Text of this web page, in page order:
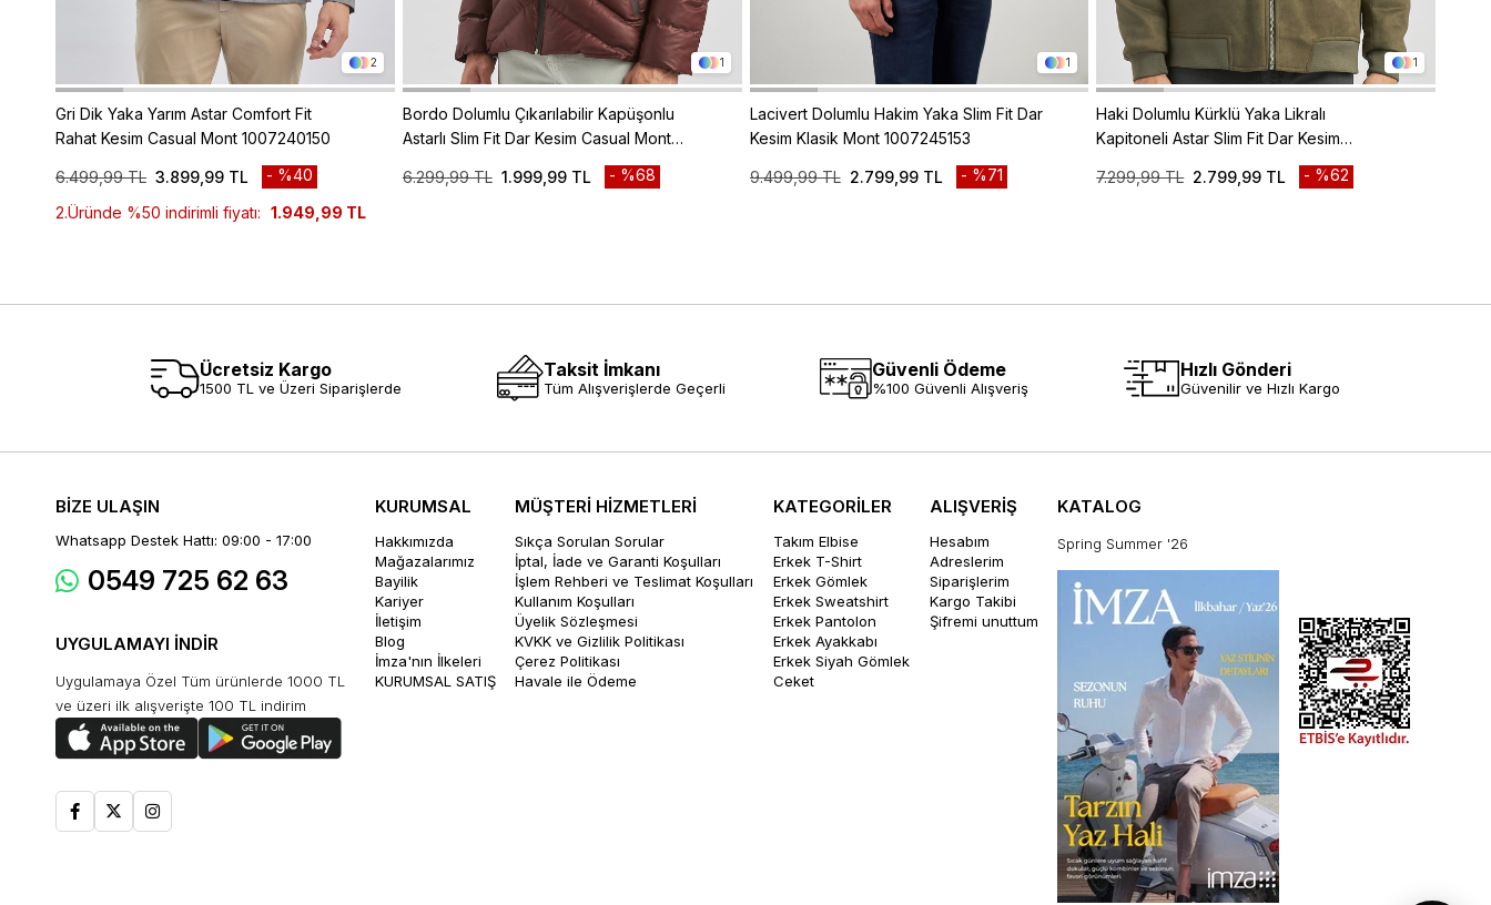
2
Gri Dik Yaka Yarım Astar Comfort Fit
Rahat Kesim Casual Mont 1007240150
3.899,99 TL
6.499,99 TL
%40
2.Üründe %50 indirimli fiyatı: 1.949,99 TL
1
Bordo Dolumlu Çıkarılabilir Kapüşonlu
Astarlı Slim Fit Dar Kesim Casual Mont
1.999,99 TL
6.299,99 TL %68
1
Lacivert Dolumlu Hakim Yaka Slim Fit Dar
Kesim Klasik Mont 1007245153
2.799,99 TL
9.499,99 TL %71
1
Haki Dolumlu Kürklü Yaka Likralı
Kapitoneli Astar Slim Fit Dar Kesim
2.799,99 TL
7.299,99 TL %62
Ücretsiz Kargo
1500 TL ve Üzeri Siparişlerde
Taksit İmkanı
Tüm Alışverişlerde Geçerli
Güvenli Ödeme
%100 Güvenli Alışveriş
Hızlı Gönderi
Güvenilir ve Hızlı Kargo
BİZE ULAŞIN
Whatsapp Destek Hattı: 09:00 - 17:00
0549 725 62 63
UYGULAMAYI İNDİR
Uygulamaya Özel Tüm ürünlerde 1000 TL
ve üzeri ilk alışverişte 100 TL indirim
KURUMSAL
Hakkımızda
Mağazalarımız
Bayilik
Kariyer
İletişim
Blog
İmza'nın İlkeleri
KURUMSAL SATIŞ
MÜŞTERİ HİZMETLERİ
Sıkça Sorulan Sorular
İptal, İade ve Garanti Koşulları
İşlem Rehberi ve Teslimat Koşulları
Kullanım Koşulları
Üyelik Sözleşmesi
KVKK ve Gizlilik Politikası
Çerez Politikası
Havale ile Ödeme
KATEGORİLER
Takım Elbise
Erkek T-Shirt
Erkek Gömlek
Erkek Sweatshirt
Erkek Pantolon
Erkek Ayakkabı
Erkek Siyah Gömlek
Ceket
ALIŞVERİŞ
Hesabım
Adreslerim
Siparişlerim
Kargo Takibi
Şifremi unuttum
KATALOG
Spring Summer '26